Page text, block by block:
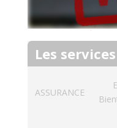
Les
ASSURANCE